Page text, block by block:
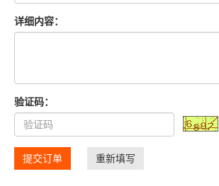
详细内容：
验证码：
提交订单 重新填写